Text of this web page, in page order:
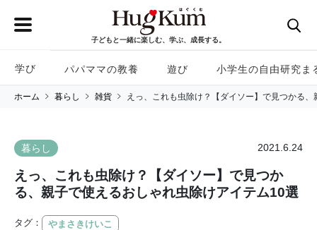
子どもと一緒に楽しむ、学ぶ、成長する。
学び パパママの教養 遊び 小学生の自由研究ま
ホーム 暮らし 雑貨 えっ、これも虫除け？【ダイソー】で見つかる
暮らし 2021.6.24
えっ、これも虫除け？【ダイソー】で見つか
る、親子で使えるおしゃれ虫除けアイテム10選
タグ： やまさきけいこ